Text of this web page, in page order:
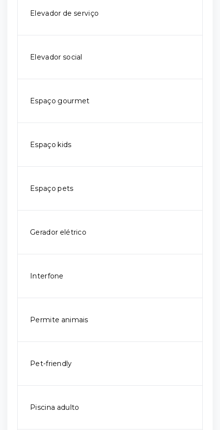
Elevador de serviço
Elevador social
Espaço gourmet
Espaço kids
Espaço pets
Gerador elétrico
Interfone
Permite animais
Pet-friendly
Piscina adulto